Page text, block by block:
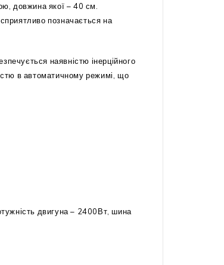
довжина якої – 40 см.
позначається на
наявністю інерційного
в автоматичному режимі, що
двигуна – 2400Вт, шина